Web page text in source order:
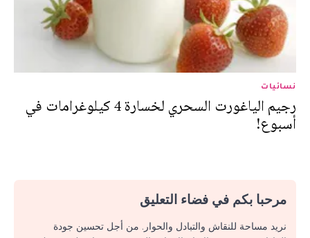
نسائيات
رجيم الياغورت السحري لخسارة 4 كيلوغرامات في
أسبوع!
مرحبا بكم في فضاء التعليق
نريد مساحة للنقاش والتبادل والحوار. من أجل تحسين جودة